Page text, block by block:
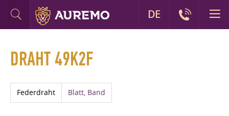
DRAHT 49K2F
Federdraht Blatt, Band
DE